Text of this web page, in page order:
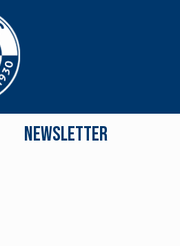
Newsletter